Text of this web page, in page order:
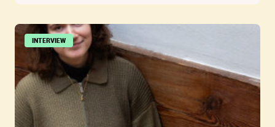
INTERVIEW